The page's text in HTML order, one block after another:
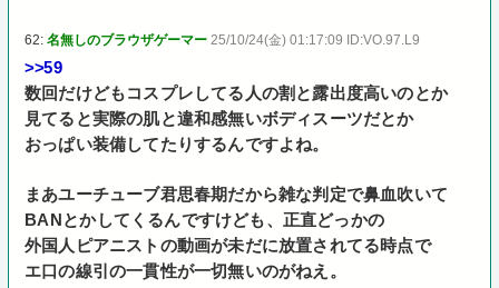
62:名無しのブラウザゲーマー 25/10/24(金) 01:17:09 ID:VO.97.L9
>>59
数回だけどもコスプレしてる人の割と露出度高いのとか
見てると実際の肌と違和感無いボディスーツだとか
おっぱい装備してたりするんですよね。
まあユーチューブ君思春期だから雑な判定で鼻血吹いて
BANとかしてくるんですけども、正直どっかの
外国人ピアニストの動画が未だに放置されてる時点で
エ口の線引の一貫性が一切無いのがねえ。